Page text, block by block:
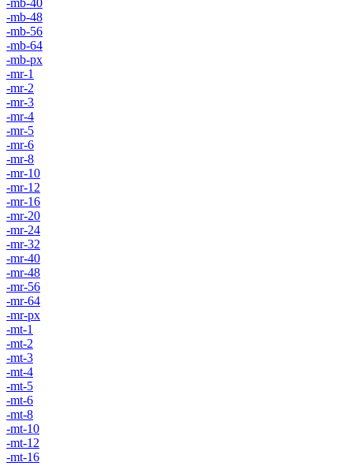
-mb-48
-mb-56
-mb-64
-mb-px
-mr-1
-mr-2
-mr-3
-mr-4
-mr-5
-mr-6
-mr-8
-mr-10
-mr-12
-mr-16
-mr-20
-mr-24
-mr-32
-mr-40
-mr-48
-mr-56
-mr-64
-mr-px
-mt-1
-mt-2
-mt-3
-mt-4
-mt-5
-mt-6
-mt-8
-mt-10
-mt-12
-mt-16